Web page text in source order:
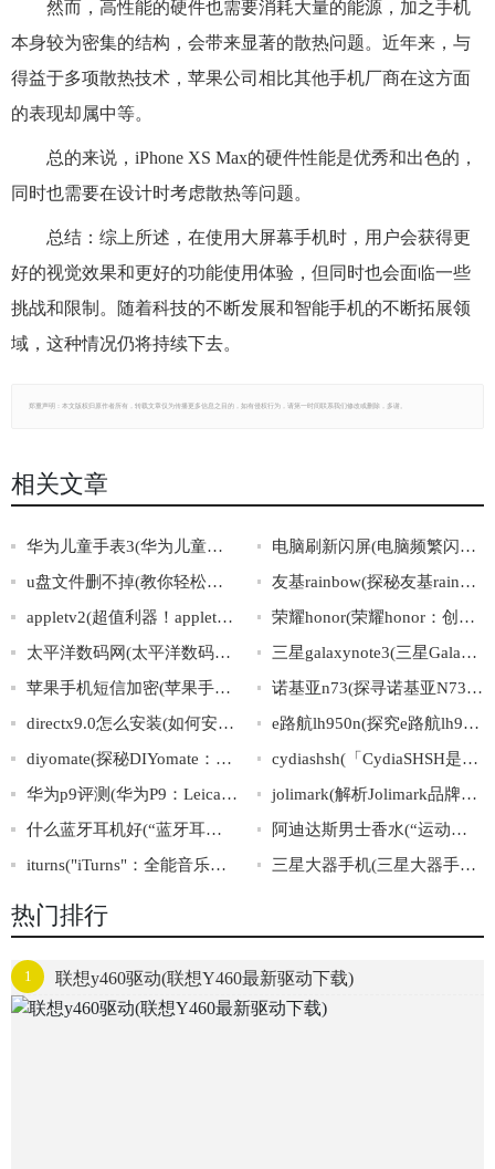
然而，高性能的硬件也需要消耗大量的能源，加之手机
本身较为密集的结构，会带来显著的散热问题。近年来，与
得益于多项散热技术，苹果公司相比其他手机厂商在这方面
的表现却属中等。
总的来说，iPhone XS Max的硬件性能是优秀和出色的，
同时也需要在设计时考虑散热等问题。
总结：综上所述，在使用大屏幕手机时，用户会获得更
好的视觉效果和更好的功能使用体验，但同时也会面临一些
挑战和限制。随着科技的不断发展和智能手机的不断拓展领
域，这种情况仍将持续下去。
郑重声明：本文版权归原作者所有，转载文章仅为传播更多信息之目的，如有侵权行为，请第一时间联系我们修改或删除，多谢。
相关文章
华为儿童手表3(华为儿童手表3：让孩子健康成长的智能手表)
电脑刷新闪屏(电脑频繁闪屏，解决方法一网打尽！)
u盘文件删不掉(教你轻松解决难搞的U盘文件删除问题)
友基rainbow(探秘友基rainbow：一个打造多元友爱社区的故事)
appletv2(超值利器！appletv2——让你的电视焕然一新！)
荣耀honor(荣耀honor：创新科技下的非凡表现)
太平洋数码网(太平洋数码网：数字科技生活指南)
三星galaxynote3(三星GalaxyNote3：惊艳亮相的全方位智能手机)
苹果手机短信加密(苹果手机短信安全保障：加密机制探析)
诺基亚n73(探寻诺基亚N73的经典之处)
directx9.0怎么安装(如何安装DirectX9.0)
e路航lh950n(探究e路航lh950n的全面优势)
diyomate(探秘DIYomate：智能家居领域的新宠)
cydiashsh(「CydiaSHSH是什么？详解越狱必备工具」)
华为p9评测(华为P9：Leica双摄像评测)
jolimark(解析Jolimark品牌成功的秘诀)
什么蓝牙耳机好(“蓝牙耳机推荐：优质音质与佩戴舒适的精选推荐”)
阿迪达斯男士香水(“运动风潮中的芳香之选”)
iturns("iTurns"：全能音乐管理助理)
三星大器手机(三星大器手机：超越你想象的智慧生活选择)
热门排行
1 联想y460驱动(联想Y460最新驱动下载)